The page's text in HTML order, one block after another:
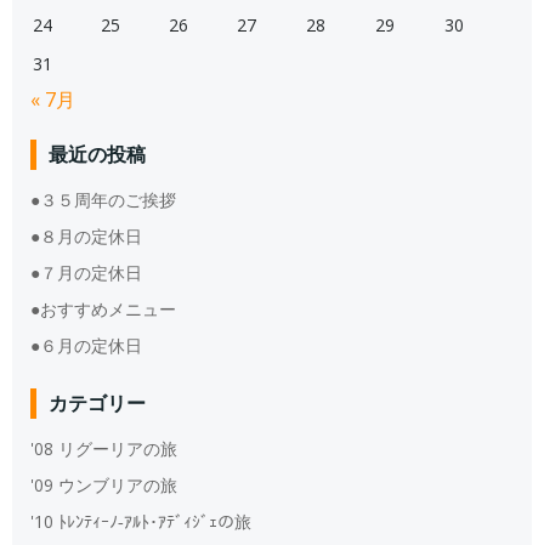
24
25 26 27 28 29
30
31
« 7月
最近の投稿
●３５周年のご挨拶
●８月の定休日
●７月の定休日
●おすすめメニュー
●６月の定休日
カテゴリー
'08 リグーリアの旅
'09 ウンブリアの旅
'10 ﾄﾚﾝﾃｨｰﾉ‐ｱﾙﾄ･ｱﾃﾞｨｼﾞｪの旅